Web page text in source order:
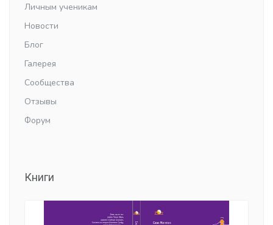
Личным ученикам
Новости
Блог
Галерея
Сообщества
Отзывы
Форум
Книги